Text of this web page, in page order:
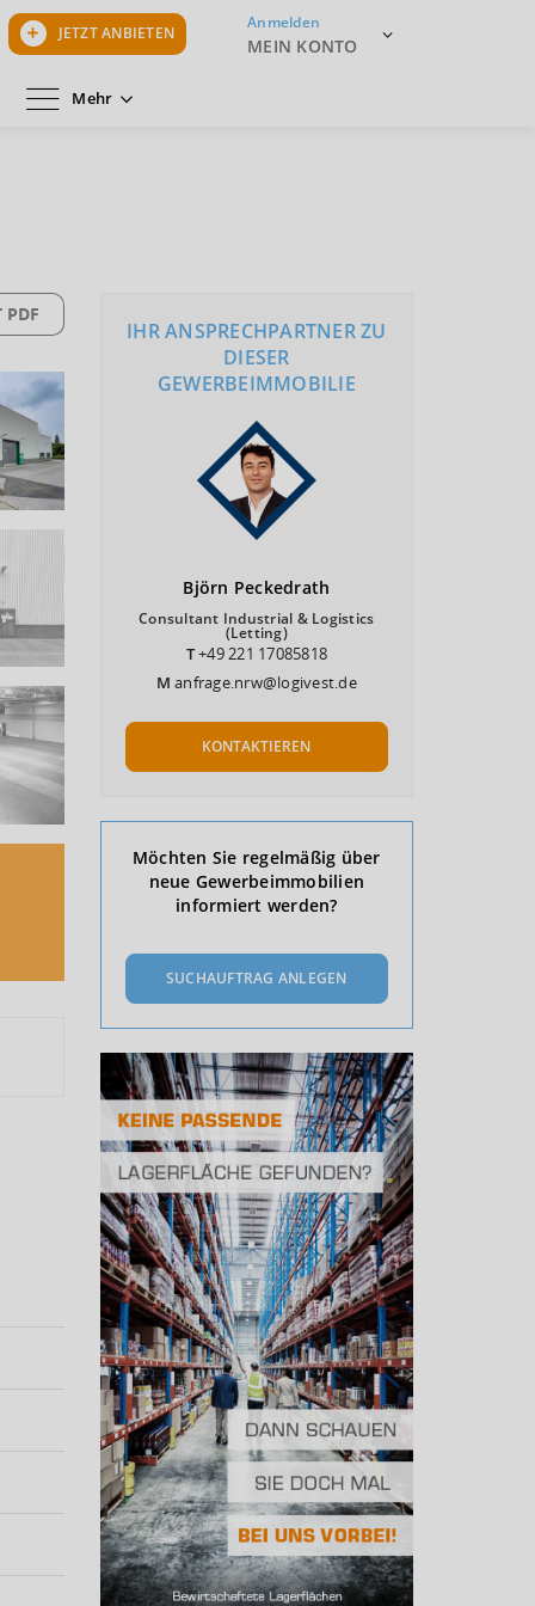
JETZT ANBIETEN
Anmelden
MEIN KONTO
Mehr
PDF
IHR ANSPRECHPARTNER ZU
DIESER
GEWERBEIMMOBILIE
Björn Peckedrath
Consultant Industrial & Logistics
(Letting)
T+49 221 17085818
Manfrage.nrw@logivest.de
KONTAKTIEREN
Möchten Sie regelmäßig über
neue Gewerbeimmobilien
informiert werden?
SUCHAUFTRAG ANLEGEN